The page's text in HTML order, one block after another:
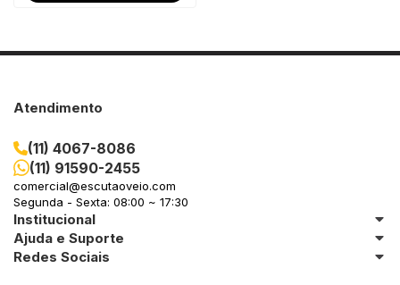
Atendimento
(11) 4067-8086
(11) 91590-2455
comercial@escutaoveio.com
Segunda - Sexta: 08:00 ~ 17:30
Institucional
Ajuda e Suporte
Redes Sociais